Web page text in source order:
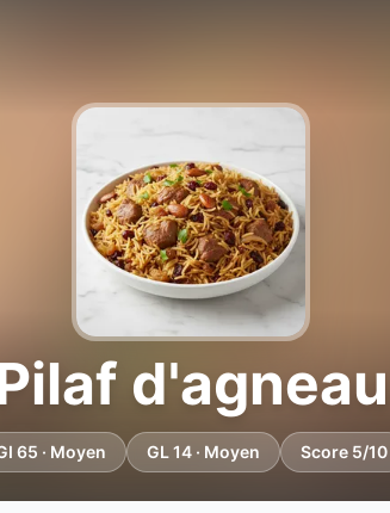
d'agneau
65 · Moyen GL 14 · Moyen Score 5/10